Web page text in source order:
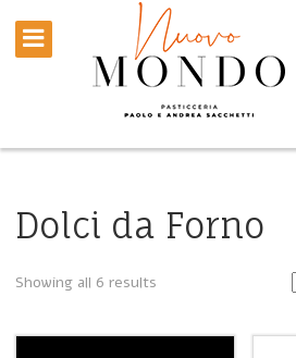
Dolci da Forno
Showing all 6 results